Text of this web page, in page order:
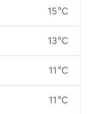
15 °C
13 °C
11 °C
11 °C